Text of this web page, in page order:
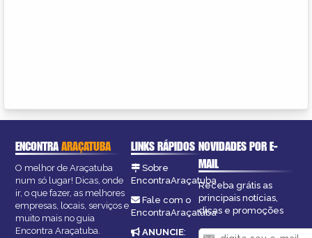
ENCONTRAARAÇATUBA
O melhor de Araçatuba
num só lugar! Dicas, onde
ir, o que fazer, as melhores
empresas, locais, serviços e
muito mais no guia
Encontra Araçatuba.
LINKS RÁPIDOS
Sobre
EncontraAraçatuba
Fale com o
EncontraAraçatuba
ANUNCIE:
NOVIDADES POR E-
MAIL
Receba grátis as
principais notícias,
dicas e promoções